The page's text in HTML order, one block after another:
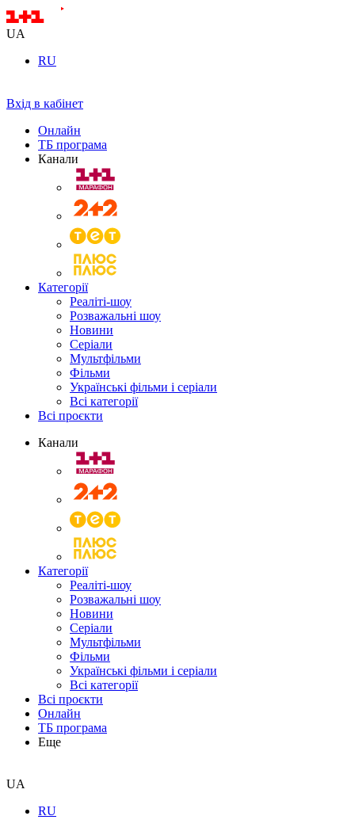
UA
RU
Вхід в кабінет
Онлайн
ТБ програма
Канали
Категорії
Реаліті-шоу
Розважальні шоу
Новини
Серіали
Мультфільми
Фільми
Українські фільми і серіали
Всі категорії
Всі проєкти
Канали
Категорії
Реаліті-шоу
Розважальні шоу
Новини
Серіали
Мультфільми
Фільми
Українські фільми і серіали
Всі категорії
Всі проєкти
Онлайн
ТБ програма
Еще
UA
RU